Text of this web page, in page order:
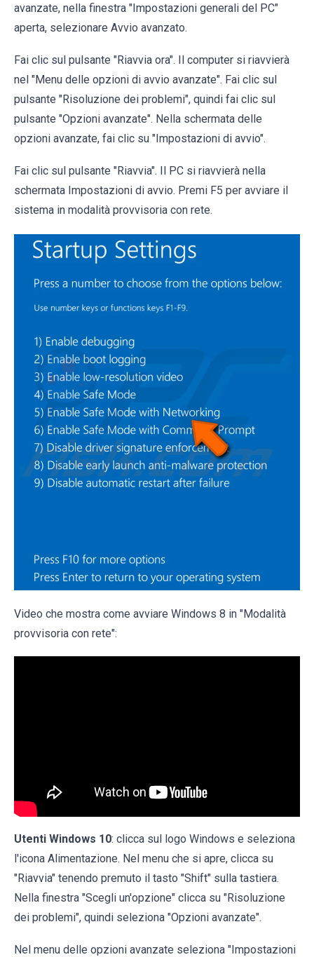
avanzate, nella finestra "Impostazioni generali del PC"
aperta, selezionare Avvio avanzato.
Fai clic sul pulsante "Riavvia ora". Il computer si riavvierà
nel "Menu delle opzioni di avvio avanzate". Fai clic sul
pulsante "Risoluzione dei problemi", quindi fai clic sul
pulsante "Opzioni avanzate". Nella schermata delle
opzioni avanzate, fai clic su "Impostazioni di avvio".
Fai clic sul pulsante "Riavvia". Il PC si riavvierà nella
schermata Impostazioni di avvio. Premi F5 per avviare il
sistema in modalità provvisoria con rete.
Video che mostra come avviare Windows 8 in "Modalità
provvisoria con rete":
Utenti Windows 10: clicca sul logo Windows e seleziona
l'icona Alimentazione. Nel menu che si apre, clicca su
"Riavvia" tenendo premuto il tasto "Shift" sulla tastiera.
Nella finestra "Scegli un'opzione" clicca su "Risoluzione
dei problemi", quindi seleziona "Opzioni avanzate".
Nel menu delle opzioni avanzate seleziona "Impostazioni